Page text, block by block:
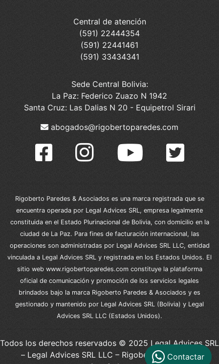
Central de atención
(591) 22444354
(591) 22441461
(591) 33434341
Sede Central Bolivia:
La Paz: Federico Zuazo N 1942
Santa Cruz: Las Dalias N 20 - Equipetrol Sirari
abogados@rigobertoparedes.com
Rigoberto Paredes & Asociados es una marca registrada que se
encuentra operada por Legal Advices SRL, empresa legalmente
constituida en el Estado Plurinacional de Bolivia, con domicilio en la
ciudad de La Paz. Para fines de facturación internacional, las
operaciones son administradas por Legal Advices SRL LLC, entidad
vinculada a Legal Advices SRL y registrada en los Estados Unidos. El
sitio web www.rigobertoparedes.com constituye la plataforma
oficial de comunicación y promoción de los servicios legales
brindados bajo la marca Rigoberto Paredes & Asociados y es
gestionado y mantenido por Legal Advices SRL (Bolivia) y Legal
Advices SRL LLC (Estados Unidos).
Todos los derechos reservados © 2025 Legal Advices SRL
– Legal Advices SRL LLC – Rigoberto Paredes &
Contactar